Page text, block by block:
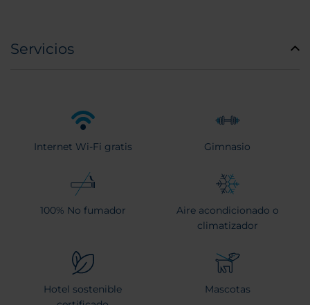
Servicios
Internet Wi-Fi gratis Gimnasio
100% No fumador
Aire acondicionado o
climatizador
Hotel sostenible
Mascotas